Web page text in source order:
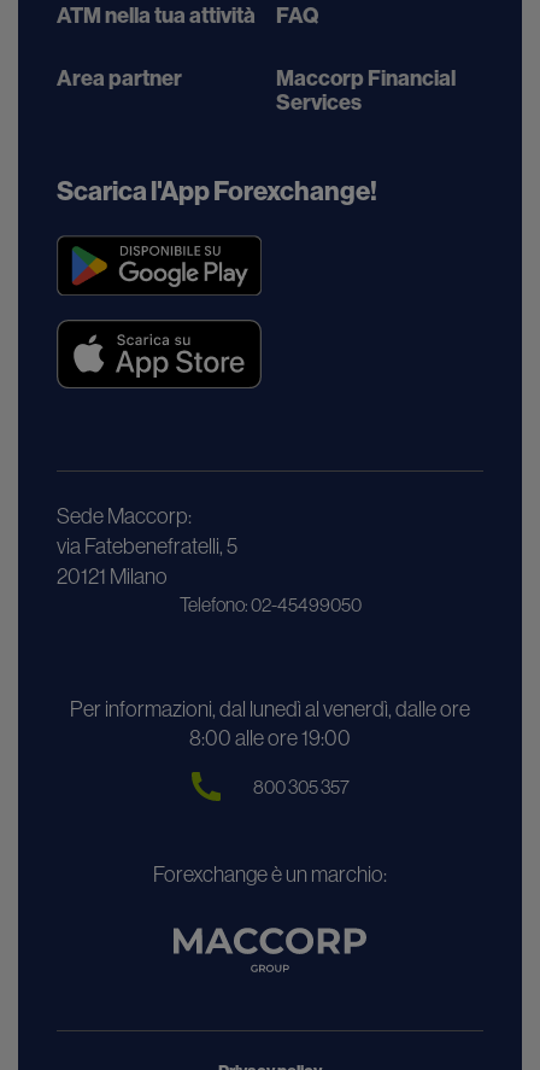
ATM nella tua attività
Area partner
FAQ
Maccorp Financial
Services
Scarica l'App Forexchange!
Sede Maccorp:
via Fatebenefratelli, 5
20121 Milano
Telefono: 02-45499050
Per informazioni, dal lunedì al venerdì, dalle ore
8:00 alle ore 19:00
800 305 357
Forexchange è un marchio: